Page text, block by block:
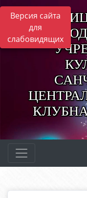
Версия сайта
для
слабовидящих